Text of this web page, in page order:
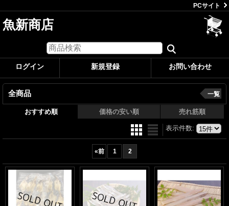
PCサイト
魚新商店
ログイン 新規登録 お問い合わせ
全商品 一覧
おすすめ順 価格の安い順 売れ筋順
表示件数:
«前 1 2